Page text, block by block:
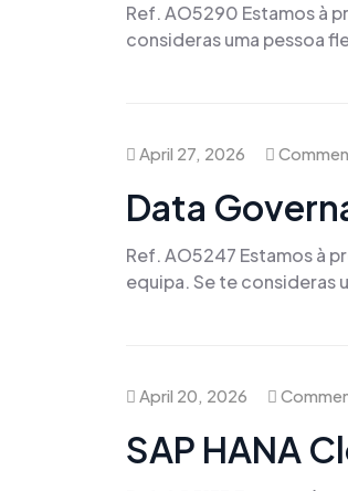
Ref. AO5290 Estamos à
consideras uma pessoa
April 27, 2026
Data
Ref. AO5247 Estamos à
equipa. Se te consideras
April 20, 2026
SAP HANA